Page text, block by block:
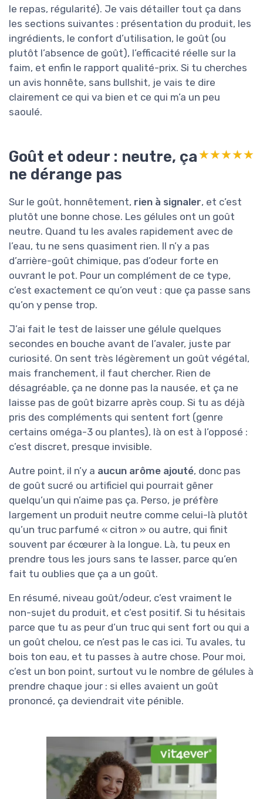
le repas, régularité). Je vais détailler tout ça dans
les sections suivantes : présentation du produit, les
ingrédients, le confort d’utilisation, le goût (ou
plutôt l’absence de goût), l’efficacité réelle sur la
faim, et enfin le rapport qualité-prix. Si tu cherches
un avis honnête, sans bullshit, je vais te dire
clairement ce qui va bien et ce qui m’a un peu
saoulé.
Goût et odeur : neutre, ça
ne dérange pas
★★★★★
★★★★★
Sur le goût, honnêtement, rien à signaler, et c’est
plutôt une bonne chose. Les gélules ont un goût
neutre. Quand tu les avales rapidement avec de
l’eau, tu ne sens quasiment rien. Il n’y a pas
d’arrière-goût chimique, pas d’odeur forte en
ouvrant le pot. Pour un complément de ce type,
c’est exactement ce qu’on veut : que ça passe sans
qu’on y pense trop.
J’ai fait le test de laisser une gélule quelques
secondes en bouche avant de l’avaler, juste par
curiosité. On sent très légèrement un goût végétal,
mais franchement, il faut chercher. Rien de
désagréable, ça ne donne pas la nausée, et ça ne
laisse pas de goût bizarre après coup. Si tu as déjà
pris des compléments qui sentent fort (genre
certains oméga-3 ou plantes), là on est à l’opposé :
c’est discret, presque invisible.
Autre point, il n’y a aucun arôme ajouté, donc pas
de goût sucré ou artificiel qui pourrait gêner
quelqu’un qui n’aime pas ça. Perso, je préfère
largement un produit neutre comme celui-là plutôt
qu’un truc parfumé « citron » ou autre, qui finit
souvent par écœurer à la longue. Là, tu peux en
prendre tous les jours sans te lasser, parce qu’en
fait tu oublies que ça a un goût.
En résumé, niveau goût/odeur, c’est vraiment le
non-sujet du produit, et c’est positif. Si tu hésitais
parce que tu as peur d’un truc qui sent fort ou qui a
un goût chelou, ce n’est pas le cas ici. Tu avales, tu
bois ton eau, et tu passes à autre chose. Pour moi,
c’est un bon point, surtout vu le nombre de gélules à
prendre chaque jour : si elles avaient un goût
prononcé, ça deviendrait vite pénible.